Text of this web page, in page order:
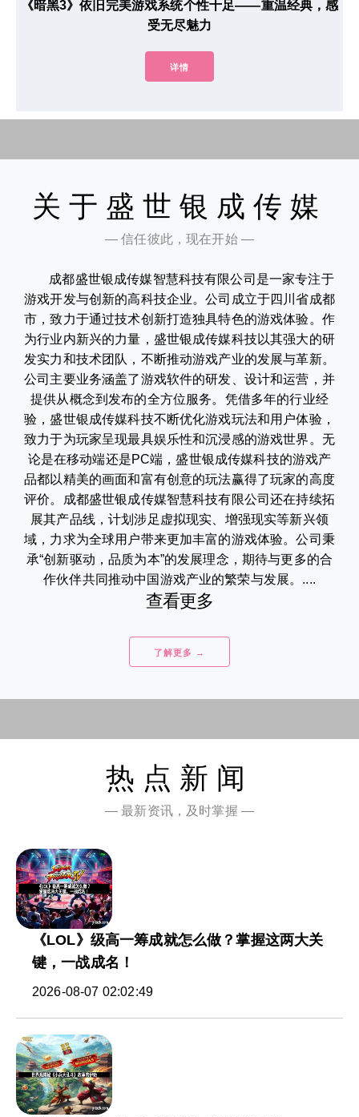
《暗黑3》依旧完美游戏系统个性十足——重温经典，感
受无尽魅力
详情
关于盛世银成传媒
— 信任彼此，现在开始 —
成都盛世银成传媒智慧科技有限公司是一家专注于
游戏开发与创新的高科技企业。公司成立于四川省成都
市，致力于通过技术创新打造独具特色的游戏体验。作
为行业内新兴的力量，盛世银成传媒科技以其强大的研
发实力和技术团队，不断推动游戏产业的发展与革新。
公司主要业务涵盖了游戏软件的研发、设计和运营，并
提供从概念到发布的全方位服务。凭借多年的行业经
验，盛世银成传媒科技不断优化游戏玩法和用户体验，
致力于为玩家呈现最具娱乐性和沉浸感的游戏世界。无
论是在移动端还是PC端，盛世银成传媒科技的游戏产
品都以精美的画面和富有创意的玩法赢得了玩家的高度
评价。成都盛世银成传媒智慧科技有限公司还在持续拓
展其产品线，计划涉足虚拟现实、增强现实等新兴领
域，力求为全球用户带来更加丰富的游戏体验。公司秉
承“创新驱动，品质为本”的发展理念，期待与更多的合
作伙伴共同推动中国游戏产业的繁荣与发展。....
查看更多
了解更多 →
热点新闻
— 最新资讯，及时掌握 —
《LOL》级高一筹成就怎么做？掌握这两大关
键，一战成名！
2026-08-07 02:02:49